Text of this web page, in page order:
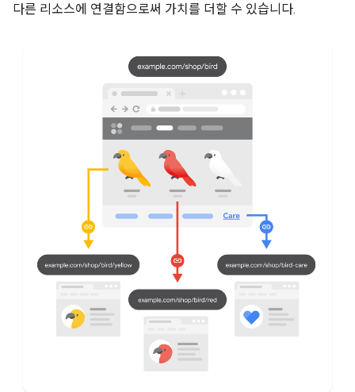
다른 리소스에 연결함으로써 가치를 더할 수 있습니다.